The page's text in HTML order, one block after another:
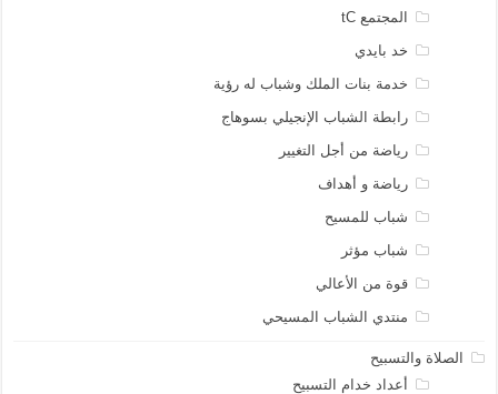
المجتمع tC
خد بايدي
خدمة بنات الملك وشباب له رؤية
رابطة الشباب الإنجيلي بسوهاج
رياضة من أجل التغيير
رياضة و أهداف
شباب للمسيح
شباب مؤثر
قوة من الأعالي
منتدي الشباب المسيحي
الصلاة والتسبيح
أعداد خدام التسبيح